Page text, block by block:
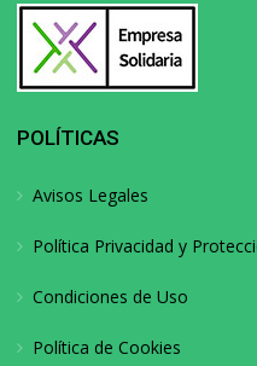
POLÍTICAS
Avisos Legales
Política Privacidad y
Condiciones de Uso
Política de Cookies